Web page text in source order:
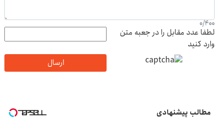
0/400
لطفا عدد مقابل را در جعبه متن
وارد کنید
ارسال
مطالب پیشنهادی